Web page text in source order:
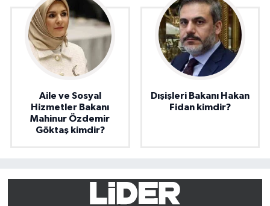
Aile ve Sosyal
Hizmetler Bakanı
Mahinur Özdemir
Göktaş kimdir?
Dışişleri Bakanı Hakan
Fidan kimdir?